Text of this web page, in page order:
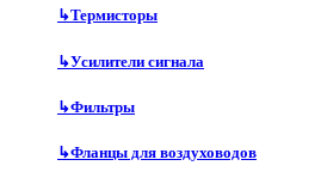
↳Термисторы
↳Усилители сигнала
↳Фильтры
↳Фланцы для воздуховодов